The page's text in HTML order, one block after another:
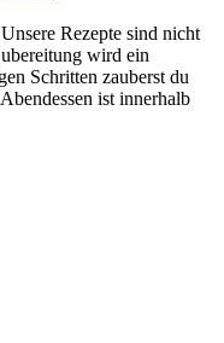
Rezepte sind nicht
wird ein
Schritten zauberst du
ist innerhalb